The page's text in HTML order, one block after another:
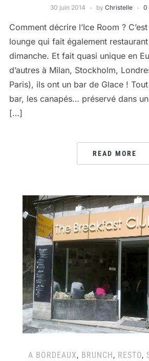
30 juin 2014 by Christelle 0
Comment décrire l’Ice Room ?
lounge qui fait également
dimanche. Et fait quasi unique en
d’autres à Milan, Stockholm,
Paris), ils ont un bar de Glace !
bar, les canapés… préservé dans
[…]
READ MORE
A BORDEAUX, BRUNCH, RESTO,